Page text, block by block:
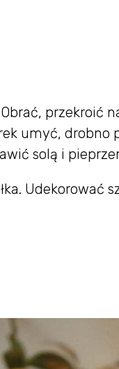
przekroić
umyć, drobno
solą i
Udekorować